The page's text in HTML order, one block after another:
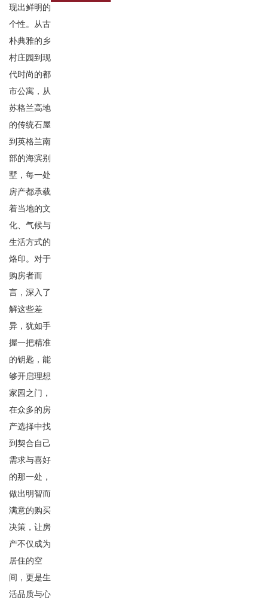
现出鲜明的
个性。从古
朴典雅的乡
村庄园到现
代时尚的都
市公寓，从
苏格兰高地
的传统石屋
到英格兰南
部的海滨别
墅，每一处
房产都承载
着当地的文
化、气候与
生活方式的
烙印。对于
购房者而
言，深入了
解这些差
异，犹如手
握一把精准
的钥匙，能
够开启理想
家园之门，
在众多的房
产选择中找
到契合自己
需求与喜好
的那一处，
做出明智而
满意的购买
决策，让房
产不仅成为
居住的空
间，更是生
活品质与心